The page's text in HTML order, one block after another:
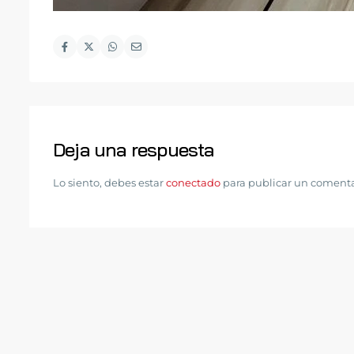
Deja una respuesta
Lo siento, debes estarconectado para publicar un